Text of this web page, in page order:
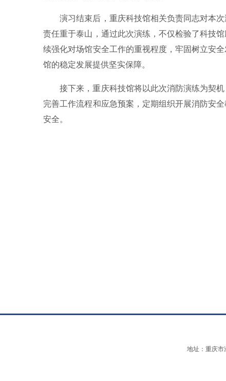
演习结束后，重庆科技馆相关负责同志对本
责任重于泰山，通过此次演练，不仅检验了科技
续强化对场馆安全工作的重视程度，牢固树立安
馆的稳定发展提供坚实保障。
接下来，重庆科技馆将以此次消防演练为契
完善工作流程和应急预案，定期组织开展消防安
安全。
地址：重庆